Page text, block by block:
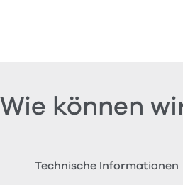
Wie können
Technische Informationen